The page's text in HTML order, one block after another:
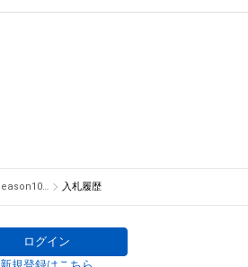
入札履歴
ログイン